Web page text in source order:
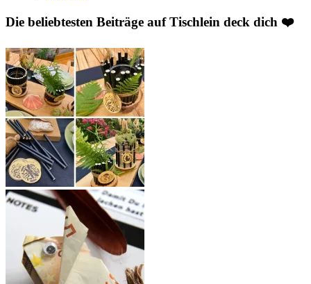
Die beliebtesten Beiträge auf Tischlein deck dich ❤️